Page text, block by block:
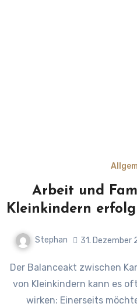
Arbeit und
Kleinkindern
Stephan 31. Dezember
Der Balanceakt zwischen Karriere und Familie Als Vater
von Kleinkindern kann es
wirken: Einerseits